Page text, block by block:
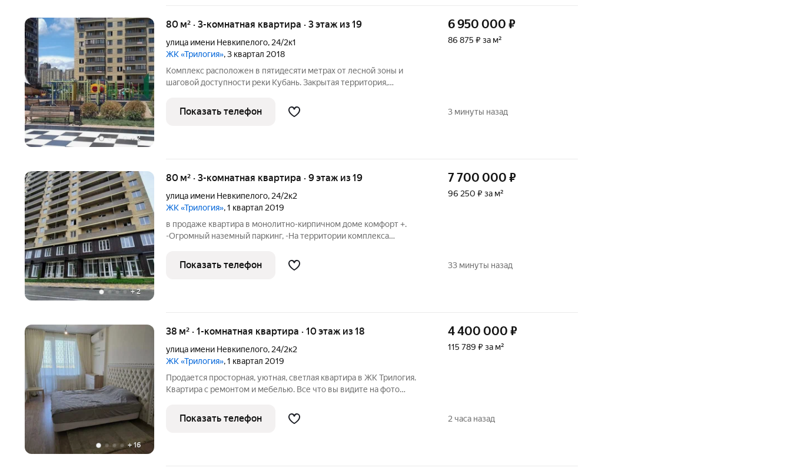
+2
80 м² · 3-комнатная квартира · 3 этаж из 19
улица имени Невкипелого, 24/2к1
ЖК «Трилогия», 3 квартал 2018
Комплекс расположен в пятидесяти метрах от лесной зоны и
шаговой доступности реки Кубань. Закрытая территория,
оставит равнодушным. Квартира сдается в качественная пред
чистовая отделка.
6 950 000 ₽
86 875 ₽ за м²
Показать телефон 3 минуты назад
+2
80 м² · 3-комнатная квартира · 9 этаж из 19
улица имени Невкипелого, 24/2к2
ЖК «Трилогия», 1 квартал 2019
в продаже квартира в монолитно-кирпичном доме комфорт +.
-Огромный наземный паркинг, -На территории комплекса
лесопарк и река Кубань, -Зона барбекю, -Зона WI-FI -Современные
дизайнерские детские
7 700 000 ₽
96 250 ₽ за м²
Показать телефон 33 минуты назад
+16
38 м² · 1-комнатная квартира · 10 этаж из 18
улица имени Невкипелого, 24/2к2
ЖК «Трилогия», 1 квартал 2019
Продается просторная, уютная, светлая квартира в ЖК Трилогия.
Квартира с ремонтом и мебелью. Все что вы видите на фото
метров и ленточным балконом 7 метров. Квартира готова к
продаже, один
4 400 000 ₽
115 789 ₽ за м²
Показать телефон 2 часа назад